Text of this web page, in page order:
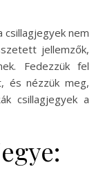
csillagjegyek nem
jellemzők,
Fedezzük fel
és nézzük meg,
csillagjegyek a